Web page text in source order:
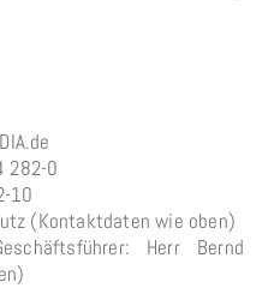
282-0
10
(Kontaktdaten wie oben)
Herr Bernd